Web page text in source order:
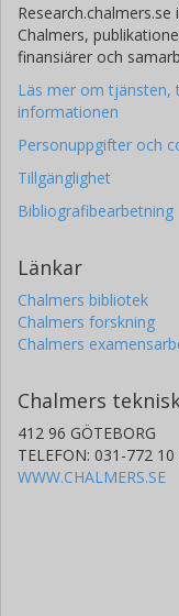
Chalmers,
finansiärer och
Läs mer om tjänsten,
informationen
Personuppgifter och
Tillgänglighet
Bibliografibearbetning
Länkar
Chalmers bibliotek
Chalmers forskning
Chalmers
Chalmers
412 96 GÖTEBORG
TELEFON: 031-772 10
WWW.CHALMERS.SE